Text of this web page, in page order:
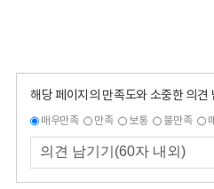
해당 페이지의 만족도와 소중한 의견
매우만족 만족 보통 불만족